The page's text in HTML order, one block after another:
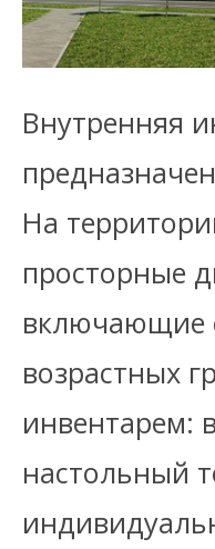
Внутренняя
На
просторные
включающие
возрастных
инвентарем:
настольный